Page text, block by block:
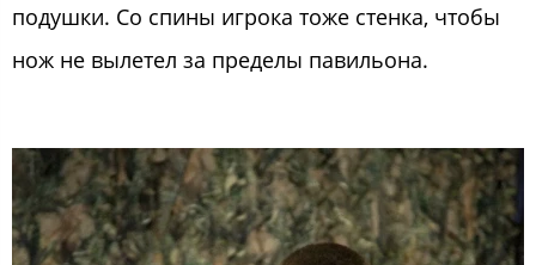
подушки. Со спины игрока тоже стенка, чтобы
нож не вылетел за пределы павильона.